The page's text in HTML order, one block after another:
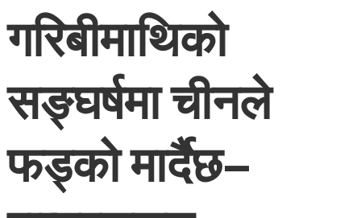
गरिबीमाथिको
सङ्घर्षमा चीनले
फड्को मार्दैछ–